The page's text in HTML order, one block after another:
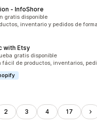
‑ InfoShore
total
gratis disponible
inventario y pedidos de
with Etsy
totalgratis disponible
fácil de productos, inventarios,
2 3 4 17